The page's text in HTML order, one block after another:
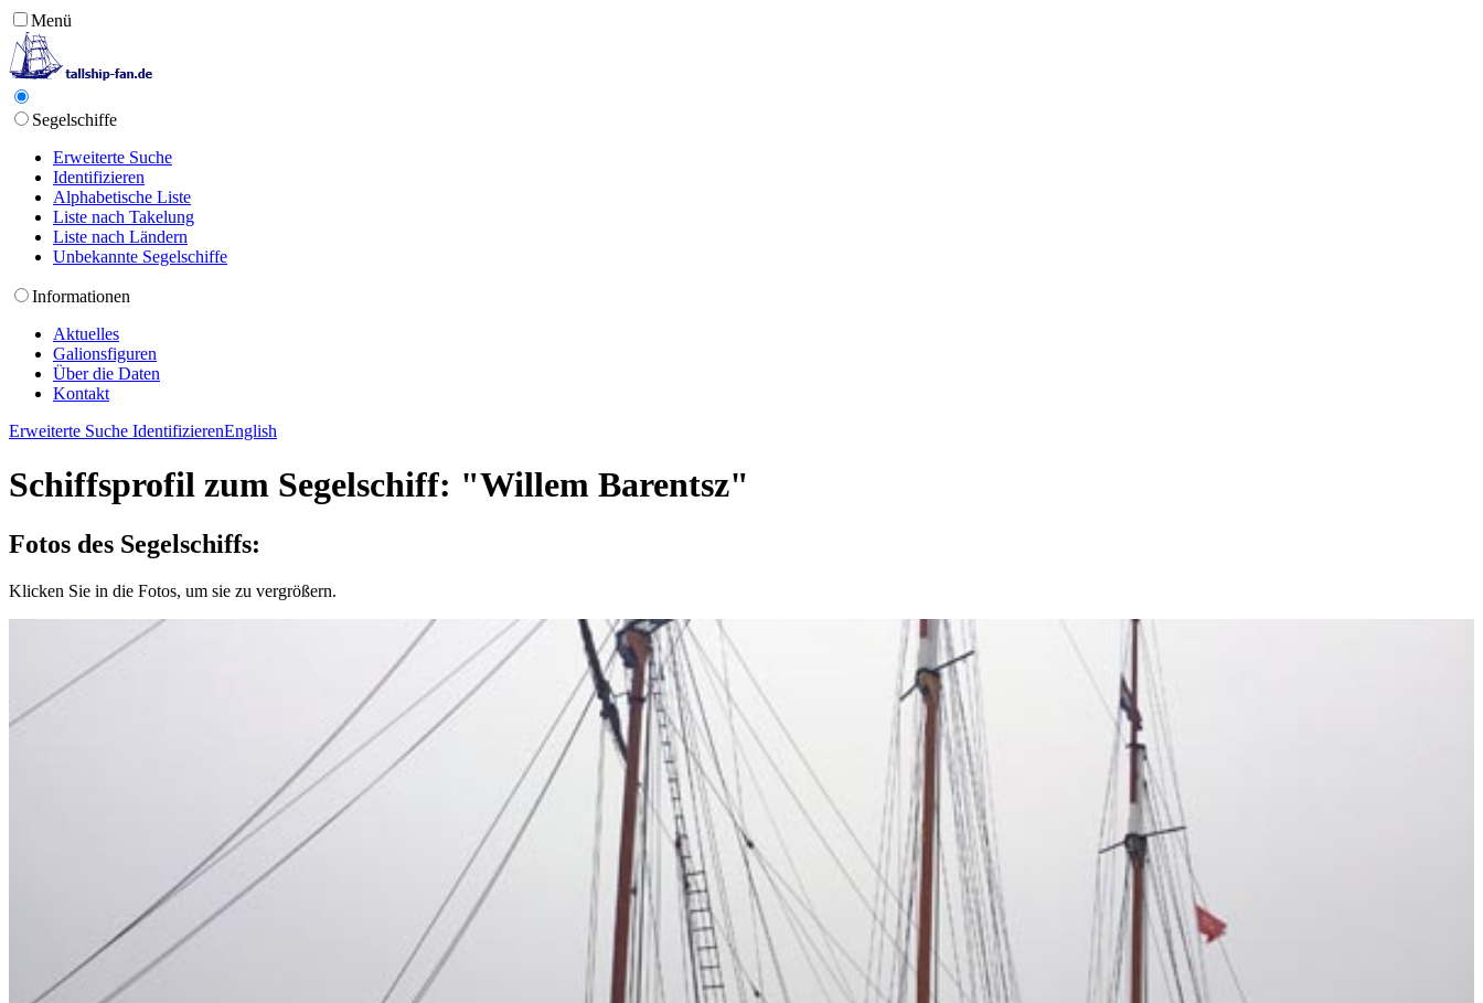
Menü
Segelschiffe
Erweiterte Suche
Identifizieren
Alphabetische Liste
Liste nach Takelung
Liste nach Ländern
Unbekannte Segelschiffe
Informationen
Aktuelles
Galionsfiguren
Über die Daten
Kontakt
Erweiterte Suche IdentifizierenEnglish
Schiffsprofil zum Segelschiff: "Willem Barentsz"
Fotos des Segelschiffs:
Klicken Sie in die Fotos, um sie zu vergrößern.